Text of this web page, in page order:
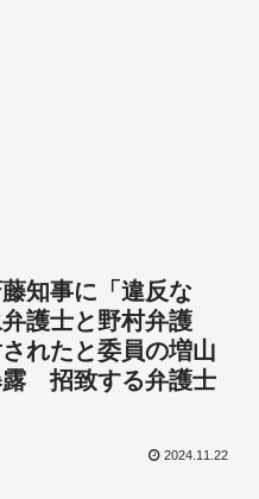
知事に「違反な
護士と野村弁護
れたと委員の増山
露 招致する弁護士
2024.11.22